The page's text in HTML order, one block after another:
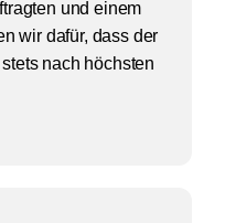
und einem
wir dafür, dass der
nach höchsten